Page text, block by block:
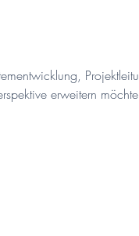
erweitern